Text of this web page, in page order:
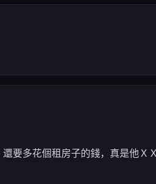
要多花個租房子的錢，真是他ＸＸ